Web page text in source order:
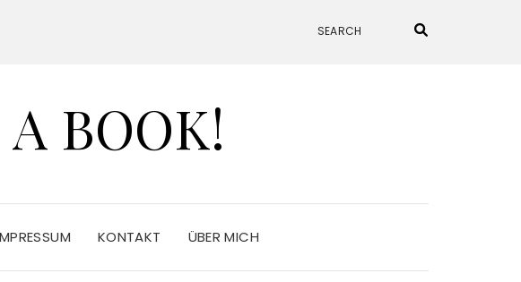
BOOK!
KONTAKT ÜBER MICH